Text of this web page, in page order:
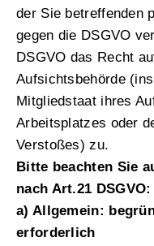
der Sie betreffenden
gegen die DSGVO
DSGVO das Recht
Aufsichtsbehörde
Mitgliedstaat ihres
Arbeitsplatzes oder
Verstoßes) zu.
Bitte beachten Sie
nach Art.21 DSGVO:
a) Allgemein:
erforderlich